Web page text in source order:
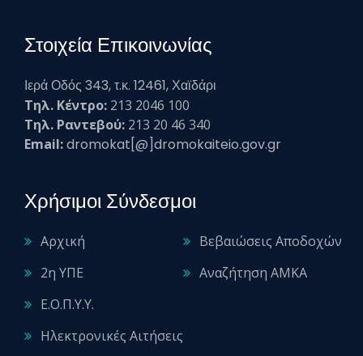
Στοιχεία Επικοινωνίας
Ιερά Οδός 343, τ.κ. 12461, Χαϊδάρι
Τηλ. Κέντρο: 213 2046 100
Τηλ. Ραντεβού: 213 20 46 340
Email:dromokat[@]dromokaiteio.gov.gr
Χρήσιμοι Σύνδεσμοι
Αρχική
2η ΥΠΕ
Ε.Ο.Π.Υ.Υ.
Ηλεκτρονικές Αιτήσεις
Βεβαιώσεις Αποδοχών
Αναζήτηση ΑΜΚΑ